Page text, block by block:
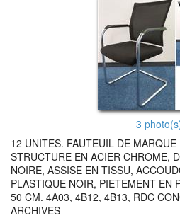
3
12 UNITES. FAUTEUIL DE
STRUCTURE EN ACIER CHROME,
NOIRE, ASSISE EN TISSU,
PLASTIQUE NOIR, PIETEMENT EN
50 CM. 4A03, 4B12, 4B13, RDC
ARCHIVES